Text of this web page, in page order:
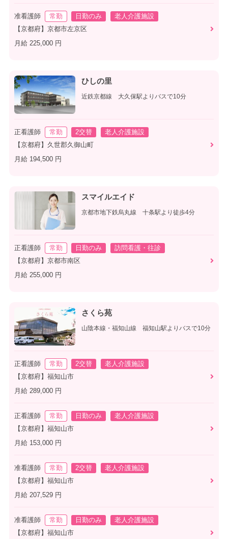
准看護師 常勤 日勤のみ
老人介護施設
【京都府】京都市左京区
月給 225,000 円
ひしの里
近鉄京都線 大久保駅よりバスで10分
正看護師 常勤 2交替
老人介護施設
【京都府】久世郡久御山町
月給 194,500 円
スマイルエイド
京都市地下鉄烏丸線 十条駅より徒歩4分
正看護師 常勤 日勤のみ
訪問看護・往診
【京都府】京都市南区
月給 255,000 円
さくら苑
山陰本線・福知山線 福知山駅よりバスで10分
正看護師 常勤 2交替
老人介護施設
【京都府】福知山市
月給 289,000 円
正看護師 常勤 日勤のみ
老人介護施設
【京都府】福知山市
月給 153,000 円
准看護師 常勤 2交替
老人介護施設
【京都府】福知山市
月給 207,529 円
准看護師 常勤 日勤のみ
老人介護施設
【京都府】福知山市